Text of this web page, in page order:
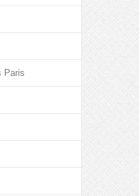
Paris